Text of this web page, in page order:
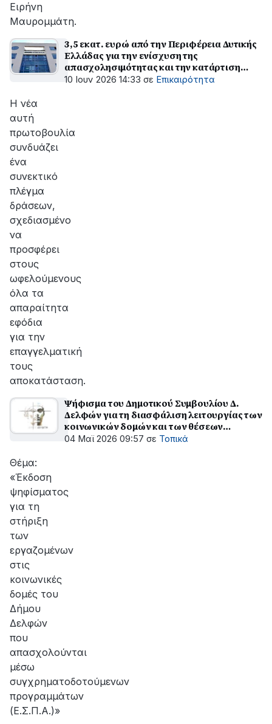
Ειρήνη
Μαυρομμάτη.
3,5 εκατ. ευρώ από την Περιφέρεια Δυτικής
Ελλάδας για την ενίσχυση της
απασχολησιμότητας και την κατάρτιση
ανέργων
10 Ιουν 2026 14:33 σε Επικαιρότητα
Η νέα
αυτή
πρωτοβουλία
συνδυάζει
ένα
συνεκτικό
πλέγμα
δράσεων,
σχεδιασμένο
να
προσφέρει
στους
ωφελούμενους
όλα τα
απαραίτητα
εφόδια
για την
επαγγελματική
τους
αποκατάσταση.
Ψήφισμα του Δημοτικού Συμβουλίου Δ.
Δελφών για τη διασφάλιση λειτουργίας των
κοινωνικών δομών και των θέσεων
εργασίας
04 Μαϊ 2026 09:57 σε Τοπικά
Θέμα:
«Έκδοση
ψηφίσματος
για τη
στήριξη
των
εργαζομένων
στις
κοινωνικές
δομές του
Δήμου
Δελφών
που
απασχολούνται
μέσω
συγχρηματοδοτούμενων
προγραμμάτων
(Ε.Σ.Π.Α.)»